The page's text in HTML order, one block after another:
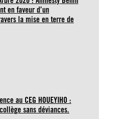
en faveur d’un
la mise en terre de
au CEG HOUEYIHO :
sans déviances.